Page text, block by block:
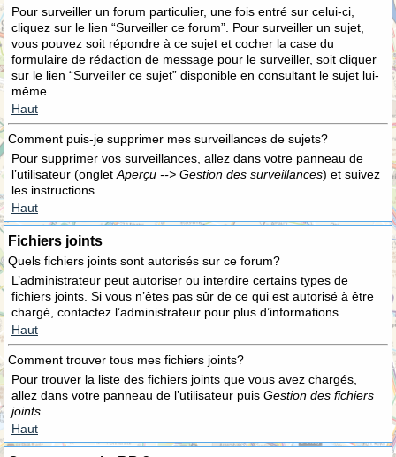
Pour surveiller un forum particulier, une fois entré sur celui-ci,
cliquez sur le lien “Surveiller ce forum”. Pour surveiller un sujet,
vous pouvez soit répondre à ce sujet et cocher la case du
formulaire de rédaction de message pour le surveiller, soit cliquer
sur le lien “Surveiller ce sujet” disponible en consultant le sujet lui-
même.
Haut
Comment puis-je supprimer mes surveillances de sujets?
Pour supprimer vos surveillances, allez dans votre panneau de
l’utilisateur (onglet Aperçu --> Gestion des surveillances) et suivez
les instructions.
Haut
Fichiers joints
Quels fichiers joints sont autorisés sur ce forum?
L’administrateur peut autoriser ou interdire certains types de
fichiers joints. Si vous n’êtes pas sûr de ce qui est autorisé à être
chargé, contactez l’administrateur pour plus d’informations.
Haut
Comment trouver tous mes fichiers joints?
Pour trouver la liste des fichiers joints que vous avez chargés,
allez dans votre panneau de l’utilisateur puis Gestion des fichiers
joints
Haut